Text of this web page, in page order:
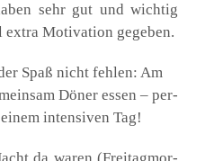
sehr gut und wich­tig
extra Moti­va­ti­on gege­ben.
Spaß nicht feh­len: Am
Döner essen – per­
inten­si­ven Tag!